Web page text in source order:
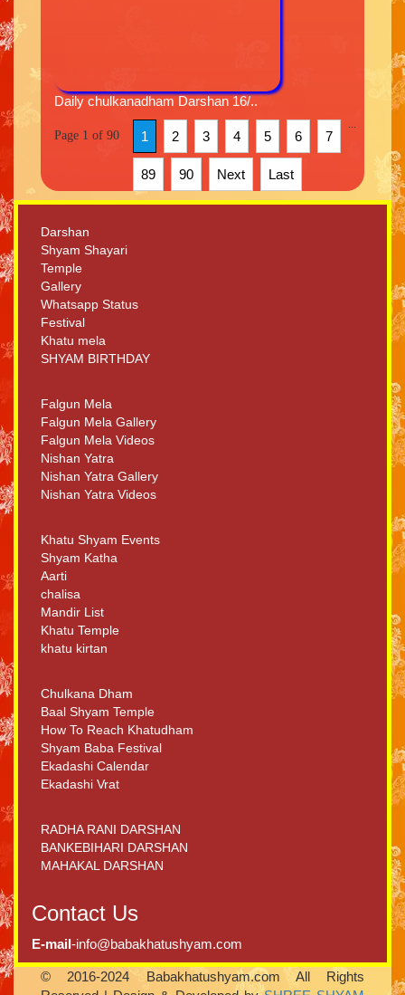
Daily chulkanadham Darshan 16/..
Page 1 of 90 1 2 3 4 5 6 7
89 90 Next Last
Darshan
Shyam Shayari
Temple
Gallery
Whatsapp Status
Festival
Khatu mela
SHYAM BIRTHDAY
Falgun Mela
Falgun Mela Gallery
Falgun Mela Videos
Nishan Yatra
Nishan Yatra Gallery
Nishan Yatra Videos
Khatu Shyam Events
Shyam Katha
Aarti
chalisa
Mandir List
Khatu Temple
khatu kirtan
Chulkana Dham
Baal Shyam Temple
How To Reach Khatudham
Shyam Baba Festival
Ekadashi Calendar
Ekadashi Vrat
RADHA RANI DARSHAN
BANKEBIHARI DARSHAN
MAHAKAL DARSHAN
Contact Us
E-mail-info@babakhatushyam.com
© 2016-2024 Babakhatushyam.com All Rights